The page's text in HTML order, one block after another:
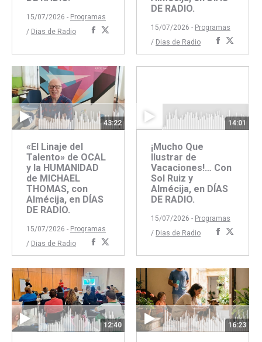
15/07/2026 - Programas
/ Dias de Radio
Compartir
Facebook
Twitter
DE RADIO.
15/07/2026 - Programas
/ Dias de Radio
Compartir
concon
43:22
«El Linaje del
Talento» de OCAL
y la HUMANIDAD
de MICHAEL
THOMAS, con
Almécija, en DÍAS
DE RADIO.
15/07/2026 - Programas
/ Dias de Radio
Compartir
con
Facebook
con
Twitter
14:01
¡Mucho Que
Ilustrar de
Vacaciones!… Con
Sol Ruiz y
Almécija, en DÍAS
DE RADIO.
15/07/2026 - Programas
/ Dias de Radio
Compartir
12:40 16:23